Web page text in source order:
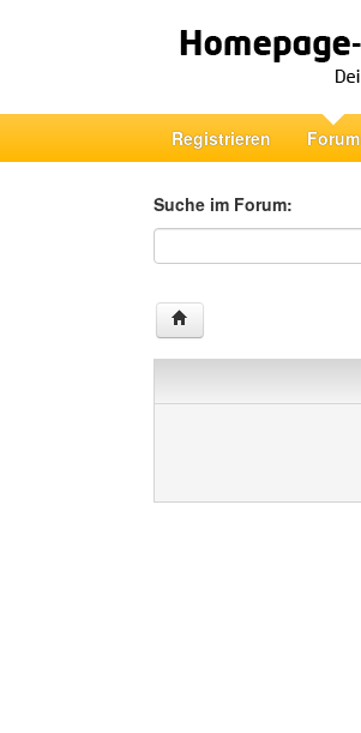
Registrieren Forum
Suche im Forum:
Suche im Forum